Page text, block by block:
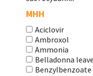
МНН
Aciclovir
Ambroxol
Ammonia
Belladonna
Benzylbenzoate